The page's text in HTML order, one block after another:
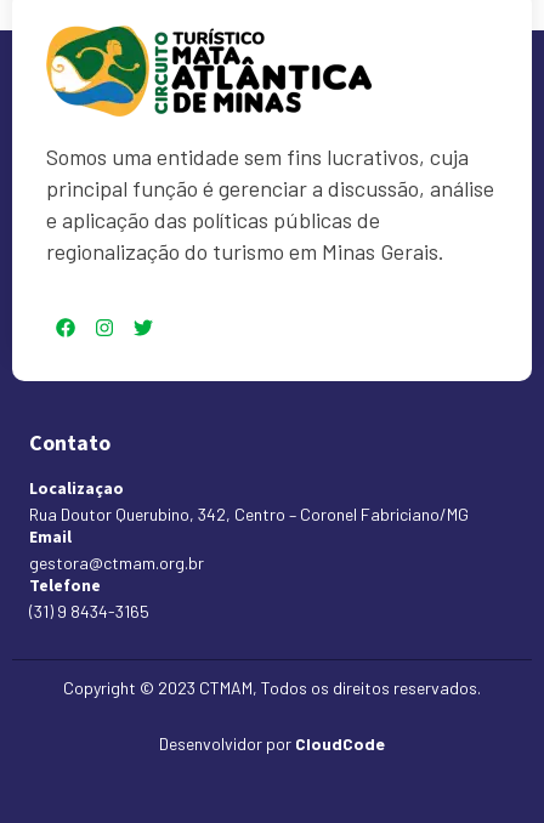
Somos uma entidade sem fins lucrativos, cuja
principal função é gerenciar a discussão, análise
e aplicação das políticas públicas de
regionalização do turismo em Minas Gerais.
Contato
Localizaçao
Rua Doutor Querubino, 342, Centro – Coronel Fabriciano/MG
Email
gestora@ctmam.org.br
Telefone
(31) 9 8434-3165
Copyright © 2023 CTMAM, Todos os direitos reservados.
Desenvolvidor por CloudCode